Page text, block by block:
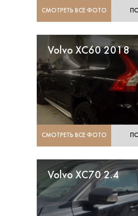
СМОТРЕТЬ ВСЕ ФОТО
Volvo XC60 2018
СМОТРЕТЬ ВСЕ ФОТО
Volvo XC70 2.4